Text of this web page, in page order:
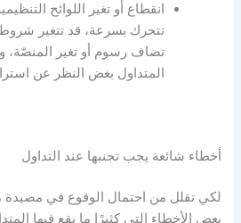
انقطاع أو تغير اللوائح
تتحرك بسرعة، قد تتغير شروط
تضاف رسوم أو تغير المنصّة،
المتداول بغض النظر عن
أخطاء شائعة يجب تجنبها عند التداول
لكي تقلل من احتمال الوقوع في مصيدة
بعض الأخطاء التي كثيرًا ما يقع فيها